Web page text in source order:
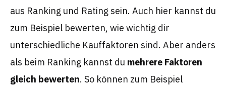
aus Ranking und Rating sein. Auch hier kannst du
zum Beispiel bewerten, wie wichtig dir
unterschiedliche Kauffaktoren sind. Aber anders
als beim Ranking kannst du mehrere Faktoren
gleich bewerten. So können zum Beispiel